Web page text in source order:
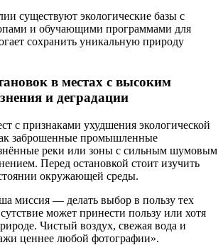
существуют экологические базы с
и обучающими программами для
сохранить уникальную природу
в местах с высоким
и деградации
с признаками ухудшения экологической
заброшенные промышленные
реки или зоны с сильным шумовым
Перед остановкой стоит изучить
окружающей среды.
миссия — делать выбор в пользу тех
может принести пользу или хотя
Чистый воздух, свежая вода и
ценнее любой фотографии».